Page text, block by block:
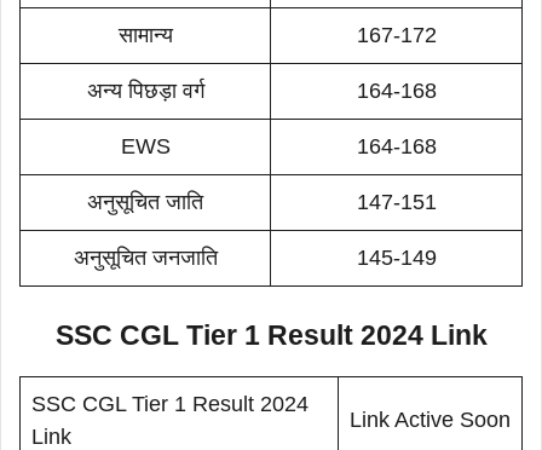
सामान्य 167-172
अन्य पिछड़ा वर्ग 164-168
EWS 164-168
अनुसूचित जाति 147-151
अनुसूचित जनजाति 145-149
SSC CGL Tier 1 Result 2024 Link
SSC CGL Tier 1 Result 2024
Link
Link Active Soon